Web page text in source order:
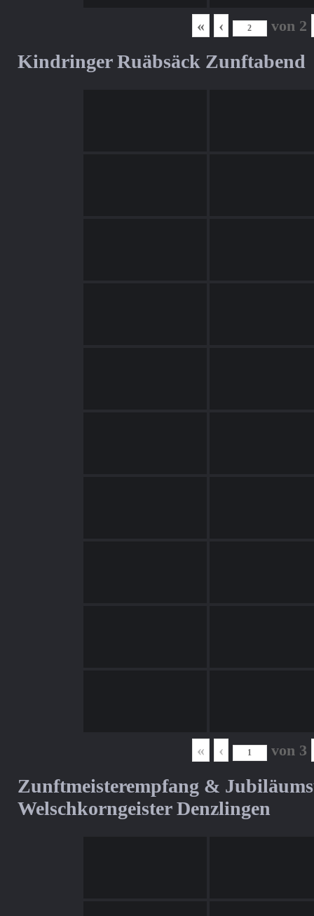
« ‹ von 2
Kindringer Ruäbsäck Zunftabend
« ‹ von 3
Zunftmeisterempfang &
Welschkorngeister Denzlingen